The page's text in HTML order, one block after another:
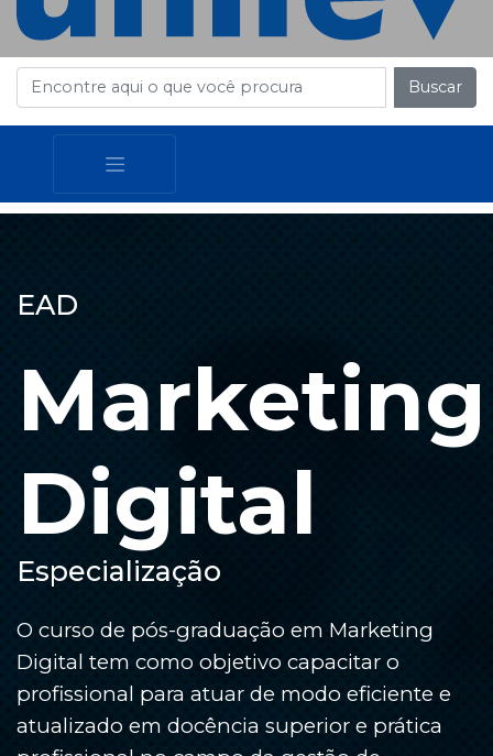
Buscar
EAD
Marketing
Digital
Especialização
O curso de pós-graduação em Marketing
Digital tem como objetivo capacitar o
profissional para atuar de modo eficiente e
atualizado em docência superior e prática